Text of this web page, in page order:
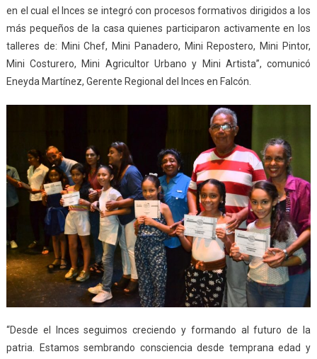
en el cual el Inces se integró con procesos formativos dirigidos a los
más pequeños de la casa quienes participaron activamente en los
talleres de: Mini Chef, Mini Panadero, Mini Repostero, Mini Pintor,
Mini Costurero, Mini Agricultor Urbano y Mini Artista”, comunicó
Eneyda Martínez, Gerente Regional del Inces en Falcón.
“Desde el Inces seguimos creciendo y formando al futuro de la
patria. Estamos sembrando consciencia desde temprana edad y